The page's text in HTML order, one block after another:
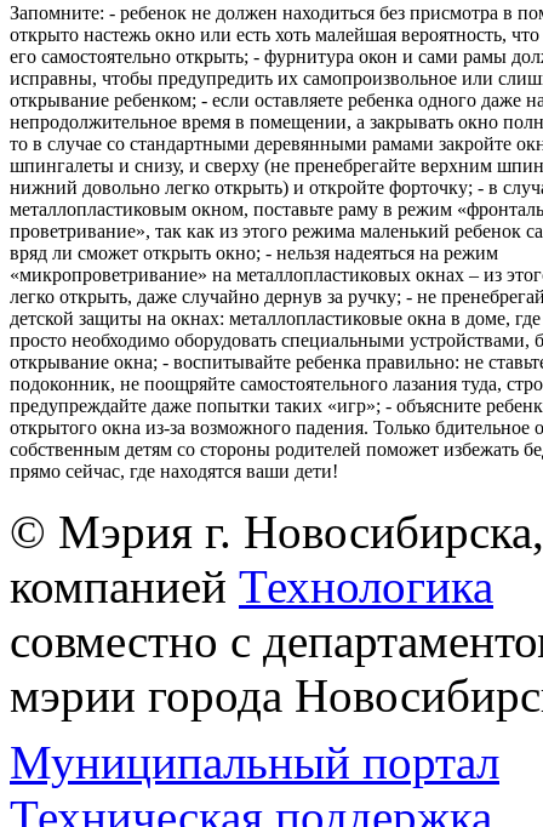
Запомните: - ребенок не должен находиться без присмотра в
открыто настежь окно или есть хоть малейшая вероятность,
его самостоятельно открыть; - фурнитура окон и сами рамы
исправны, чтобы предупредить их самопроизвольное или
открывание ребенком; - если оставляете ребенка одного даже
непродолжительное время в помещении, а закрывать окно
то в случае со стандартными деревянными рамами закройте
шпингалеты и снизу, и сверху (не пренебрегайте верхним
нижний довольно легко открыть) и откройте форточку; - в
металлопластиковым окном, поставьте раму в режим
проветривание», так как из этого режима маленький ребенок
вряд ли сможет открыть окно; - нельзя надеяться на режим
«микропроветривание» на металлопластиковых окнах – из
легко открыть, даже случайно дернув за ручку; - не
детской защиты на окнах: металлопластиковые окна в доме, где
просто необходимо оборудовать специальными
открывание окна; - воспитывайте ребенка правильно: не
подоконник, не поощряйте самостоятельного лазания туда,
предупреждайте даже попытки таких «игр»; - объясните
открытого окна из-за возможного падения. Только бдительное
собственным детям со стороны родителей поможет избежать
прямо сейчас, где находятся ваши дети!
© Мэрия г.
компанией Технологика
совместно с
мэрии города
Муниципальный портал